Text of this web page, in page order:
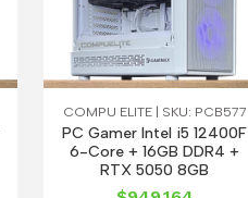
COMPU ELITE | SKU: PCB577
PC Gamer Intel i5 12400F
6-Core + 16GB DDR4 +
RTX 5050 8GB